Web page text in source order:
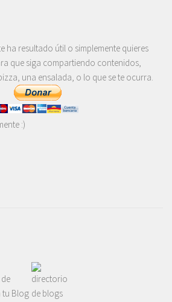
ha resultado útil o simplemente quieres
que siga compartiendo contenidos,
una ensalada, o lo que se te ocurra.
:)